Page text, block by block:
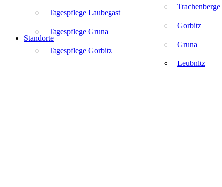
Tagespflege Laubegast
Tagespflege Gruna
Tagespflege Gorbitz
Trachenberge
Gorbitz
Gruna
Leubnitz
Standorte